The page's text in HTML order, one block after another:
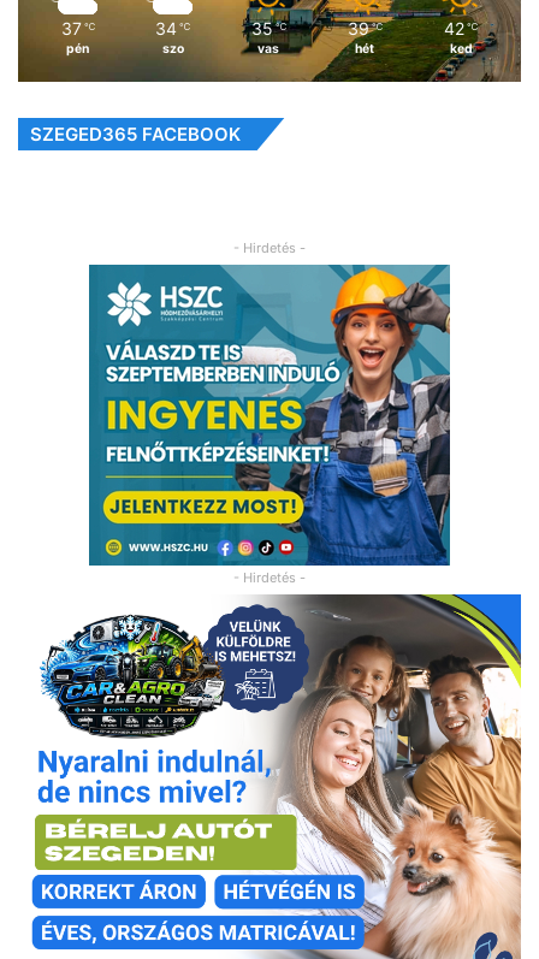
37 ℃
pén
34 ℃
szo
35 ℃
vas
39 ℃
hét
42 ℃
ked
SZEGED365 FACEBOOK
- Hirdetés -
- Hirdetés -